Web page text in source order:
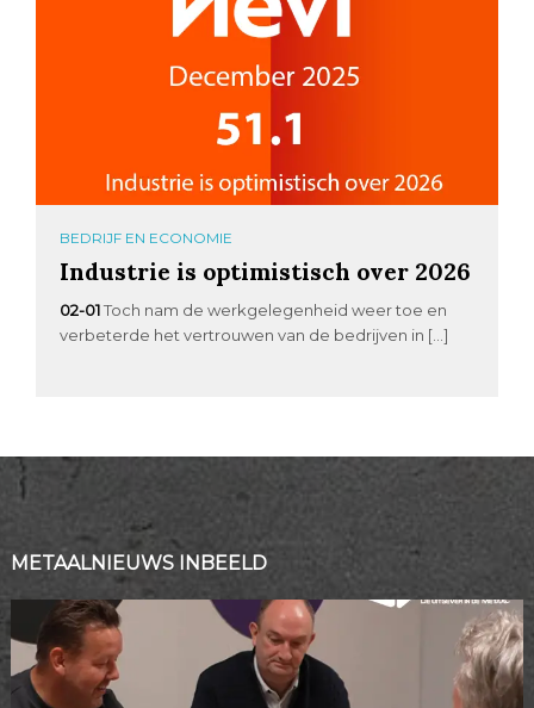
BEDRIJF EN ECONOMIE
Industrie is optimistisch over 2026
02-01 Toch nam de werkgelegenheid weer toe en
verbeterde het vertrouwen van de bedrijven in […]
METAALNIEUWS INBEELD